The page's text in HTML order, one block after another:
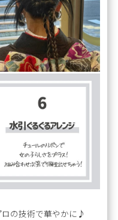
の技術で華やかに♪